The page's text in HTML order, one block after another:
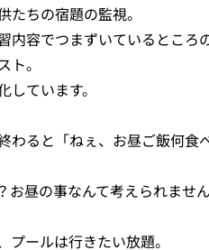
たちの宿題の監視。
容でつまずいているところ
。
ています。
ると「ねぇ、お昼ご飯何食
お昼の事なんて考えられませ
ールは行きたい放題。